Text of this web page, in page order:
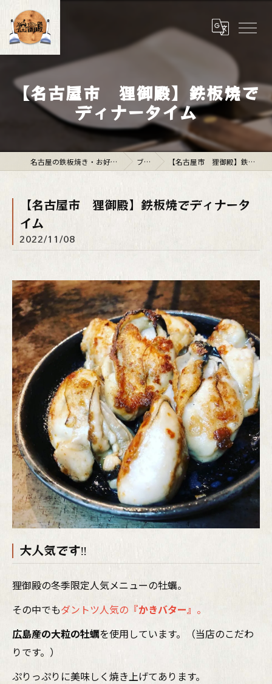
【名古屋市 狸御殿】鉄板焼で
ディナータイム
名古屋の鉄板焼き・お好み焼きは「狸御殿」 ブログ 【名古屋市 狸御殿】鉄板焼でディナータイム
【名古屋市 狸御殿】鉄板焼でディナータ
イム
2022/11/08
大人気です‼
狸御殿の冬季限定人気メニューの牡蠣。
その中でもダントツ人気の 『かきバター』 。
広島産の大粒の牡蠣を使用しています。（当店のこだわ
りです。）
ぷりっぷりに美味しく焼き上げてあります。